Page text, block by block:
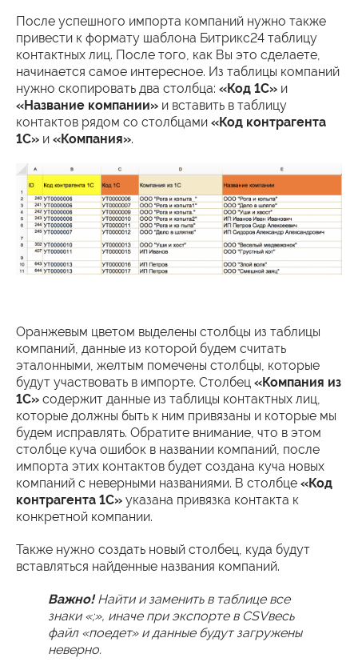
После успешного импорта компаний нужно также
привести к формату шаблона Битрикс24 таблицу
контактных лиц. После того, как Вы это сделаете,
начинается самое интересное. Из таблицы компаний
нужно скопировать два столбца: «Код 1С» и
«Название компании» и вставить в таблицу
контактов рядом со столбцами «Код контрагента
1С» и «Компания».
Оранжевым цветом выделены столбцы из таблицы
компаний, данные из которой будем считать
эталонными, желтым помечены столбцы, которые
будут участвовать в импорте. Столбец «Компания из
1С» содержит данные из таблицы контактных лиц,
которые должны быть к ним привязаны и которые мы
будем исправлять. Обратите внимание, что в этом
столбце куча ошибок в названии компаний, после
импорта этих контактов будет создана куча новых
компаний с неверными названиями. В столбце «Код
контрагента 1С» указана привязка контакта к
конкретной компании.
Также нужно создать новый столбец, куда будут
вставляться найденные названия компаний.
Важно!Найти и заменить в таблице все
знаки «;», иначе при экспорте в CSVвесь
файл «поедет» и данные будут загружены
неверно.